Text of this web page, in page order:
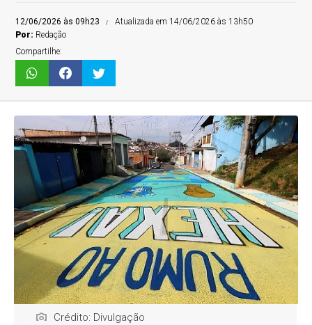
12/06/2026 às 09h23
Atualizada em 14/06/2026 às 13h50
Por: Redação
Compartilhe:
Crédito: Divulgação